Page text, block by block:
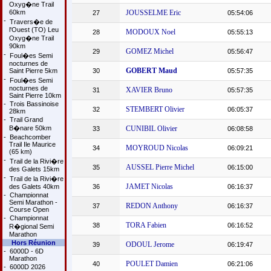
Oxyg�ne Trail
60km
- Travers�e de
l'Ouest (TO) Leu
Oxyg�ne Trail
90km
- Foul�es Semi
nocturnes de
Saint Pierre 5km
- Foul�es Semi
nocturnes de
Saint Pierre 10km
- Trois Bassinoise
28km
- Trail Grand
B�nare 50km
- Beachcomber
Trail Ile Maurice
(65 km)
- Trail de la Rivi�re
des Galets 15km
- Trail de la Rivi�re
des Galets 40km
- Championnat
Semi Marathon -
Course Open
- Championnat
R�gional Semi
Marathon
Hors Réunion
- 6000D - 6D
Marathon
- 6000D 2026
27 JOUSSELME Eric 05:54:06
28 MODOUX Noel 05:55:13
29 GOMEZ Michel 05:56:47
30 GOBERT Maud 05:57:35
31 XAVIER Bruno 05:57:35
32 STEMBERT Olivier 06:05:37
33 CUNIBIL Olivier 06:08:58
34 MOYROUD Nicolas 06:09:21
35 AUSSEL Pierre Michel 06:15:00
36 JAMET Nicolas 06:16:37
37 REDON Anthony 06:16:37
38 TORA Fabien 06:16:52
39 ODOUL Jerome 06:19:47
40 POULET Damien 06:21:06